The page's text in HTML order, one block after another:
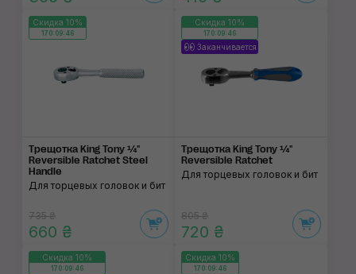
Скидка 10%
170:09:46
Трещотка King Tony ¼"
Reversible Ratchet Steel
Handle
Для торцевых головок и бит
735 ₴
660 ₴
Скидка 10%
170:09:46
Заканчивается
Трещотка King Tony ¼"
Reversible Ratchet
Для торцевых головок и бит
805 ₴
720 ₴
Скидка 10%
170:09:46
Скидка 10%
170:09:46